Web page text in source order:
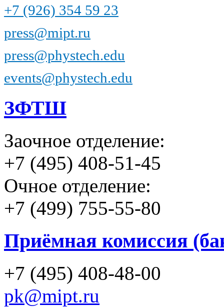
+7 (926) 354 59 23
press@mipt.ru
press@phystech.edu
events@phystech.edu
ЗФТШ
Заочное отделение:
+7 (495) 408-51-45
Очное отделение:
+7 (499) 755-55-80
Приёмная комиссия
+7 (495) 408-48-00
pk@mipt.ru